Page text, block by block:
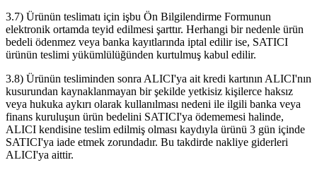
3.7) Ürünün teslimatı için işbu Ön Bilgilendirme Formunun
elektronik ortamda teyid edilmesi şarttır. Herhangi bir nedenle ürün
bedeli ödenmez veya banka kayıtlarında iptal edilir ise, SATICI
ürünün teslimi yükümlülüğünden kurtulmuş kabul edilir.
3.8) Ürünün tesliminden sonra ALICI'ya ait kredi kartının ALICI'nın
kusurundan kaynaklanmayan bir şekilde yetkisiz kişilerce haksız
veya hukuka aykırı olarak kullanılması nedeni ile ilgili banka veya
finans kuruluşun ürün bedelini SATICI'ya ödememesi halinde,
ALICI kendisine teslim edilmiş olması kaydıyla ürünü 3 gün içinde
SATICI'ya iade etmek zorundadır. Bu takdirde nakliye giderleri
ALICI'ya aittir.